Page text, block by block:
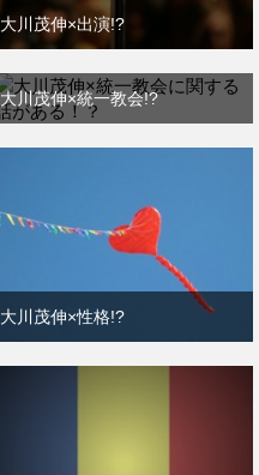
大川茂伸×出演!?
大川茂伸×統一教会!?
大川茂伸×性格!?